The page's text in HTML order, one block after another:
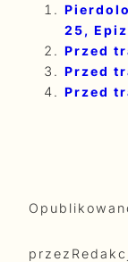
25,
Przed
Przed
Przed
przez